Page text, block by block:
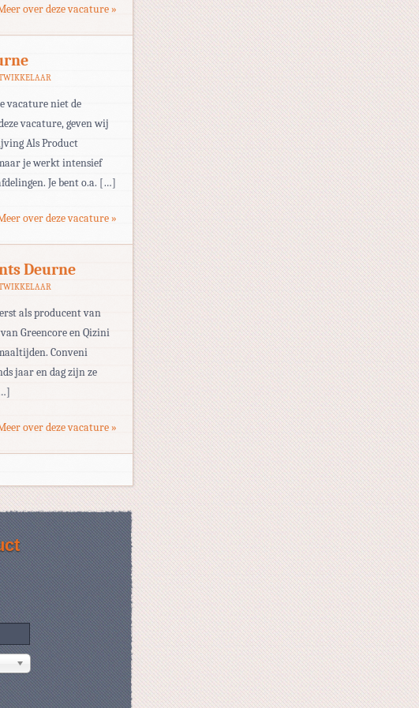
over deze vacature »
vacature niet de
vacature, geven wij
Als Product
je werkt intensief
Je bent o.a. […]
over deze vacature »
Deurne
als producent van
Greencore en Qizini
Conveni
jaar en dag zijn ze
over deze vacature »